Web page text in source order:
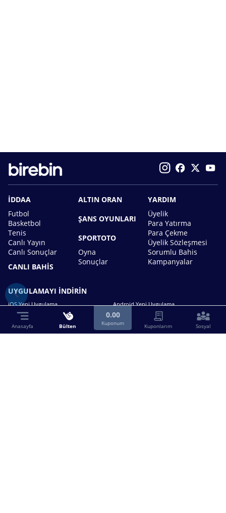
İDDAA
Futbol
Basketbol
Tenis
Canlı Yayın
Canlı Sonuçlar
CANLI BAHİS
ALTIN ORAN
ŞANS OYUNLARI
SPORTOTO
Oyna
Sonuçlar
YARDIM
Üyelik
Para Yatırma
Para Çekme
Üyelik Sözleşmesi
Sorumlu Bahis
Kampanyalar
UYGULAMAYI İNDİRİN
iOS Yeni Uygulama Android Yeni Uygulama
Anasayfa Bülten
0.00
Kuponum Kuponlarım Sosyal